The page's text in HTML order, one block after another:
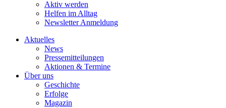
Aktiv werden
Helfen im Alltag
Newsletter Anmeldung
Aktuelles
News
Pressemitteilungen
Aktionen & Termine
Über uns
Geschichte
Erfolge
Magazin